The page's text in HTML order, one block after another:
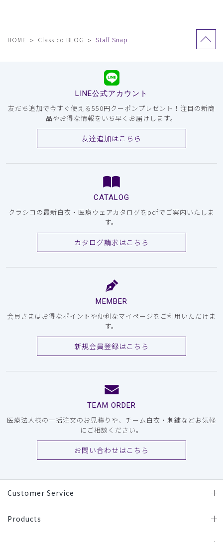
HOME Classico BLOG Staff Snap
LINE公式アカウント
友だち追加で今すぐ使える550円クーポンプレゼント！注目の新商
品やお得な情報をいち早くお届けします。
友達追加はこちら
CATALOG
クラシコの最新白衣・医療ウェアカタログをpdfでご案内いたしま
す。
カタログ請求はこちら
MEMBER
会員さまはお得なポイントや便利なマイページをご利用いただけま
す。
新規会員登録はこちら
TEAM ORDER
医療法人様の一括注文のお見積りや、チーム白衣・刺繍などお気軽
にご相談ください。
お問い合わせはこちら
Customer Service
Products